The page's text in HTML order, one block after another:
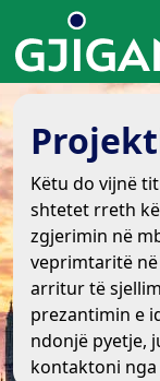
Këtu do vijnë
shtetet rreth
zgjerimin në
veprimtaritë
arritur të
prezantimin e
ndonjë pyetje,
kontaktoni